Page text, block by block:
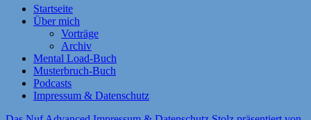
Startseite
Über mich
Vorträge
Archiv
Mental Load-Buch
Musterbruch-Buch
Podcasts
Impressum & Datenschutz